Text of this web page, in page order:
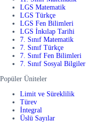
LGS Matematik
LGS Türkçe
LGS Fen Bilimleri
LGS İnkılap Tarihi
7. Sınıf Matematik
7. Sınıf Türkçe
7. Sınıf Fen Bilimleri
7. Sınıf Sosyal Bilgiler
Popüler Üniteler
Limit ve Süreklilik
Türev
İntegral
Üslü Sayılar